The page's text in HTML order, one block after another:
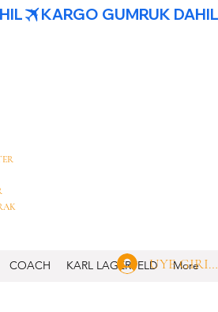
COACH KARL LAGERFELD More
UYE GIRISI